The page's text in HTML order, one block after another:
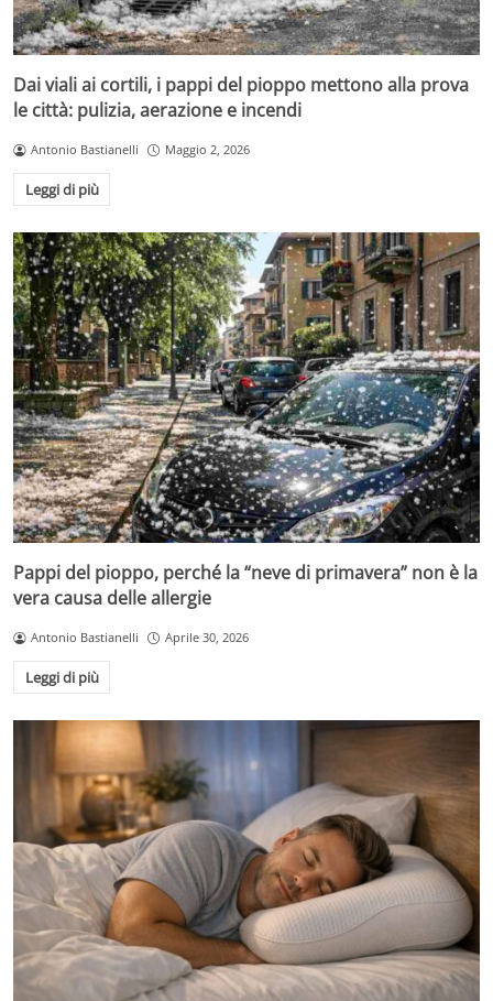
Dai viali ai cortili, i pappi del pioppo mettono alla prova
le città: pulizia, aerazione e incendi
Antonio Bastianelli Maggio 2, 2026
Leggi di più
Pappi del pioppo, perché la “neve di primavera” non è la
vera causa delle allergie
Antonio Bastianelli Aprile 30, 2026
Leggi di più